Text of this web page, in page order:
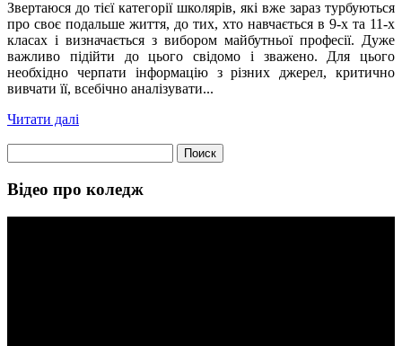
Звертаюся до тієї категорії школярів, які вже зараз турбуються
про своє подальше життя, до тих, хто навчається в 9-х та 11-х
класах і визначається з вибором майбутньої професії. Дуже
важливо підійти до цього свідомо і зважено. Для цього
необхідно черпати інформацію з різних джерел, критично
вивчати її, всебічно аналізувати...
Читати далі
Відео про коледж